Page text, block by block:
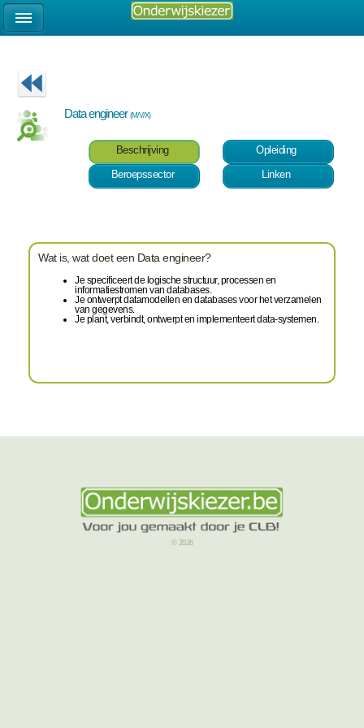
Data engineer(M/V/X)
Beschrijving
Opleiding
Beroepssector
Linken
Wat is, wat doet een Data engineer?
Je specificeert de logische structuur, processen en
informatiestromen van databases.
Je ontwerpt datamodellen en databases voor het verzamelen
van gegevens.
Je plant, verbindt, ontwerpt en implementeert data-systemen.
© 2026